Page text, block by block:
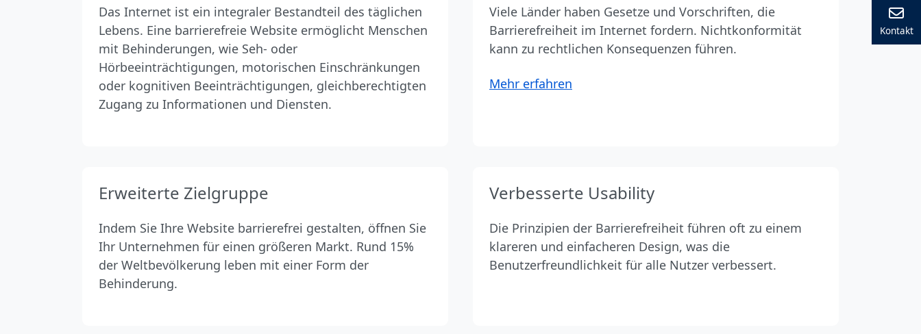
Das Internet ist ein integraler Bestandteil des täglichen
Lebens. Eine barrierefreie Website ermöglicht Menschen
mit Behinderungen, wie Seh- oder
Hörbeeinträchtigungen, motorischen Einschränkungen
oder kognitiven Beeinträchtigungen, gleichberechtigten
Zugang zu Informationen und Diensten.
Viele Länder haben Gesetze und Vorschriften, die
Barrierefreiheit im Internet fordern. Nichtkonformität
kann zu rechtlichen Konsequenzen führen.
Mehr erfahren
Erweiterte Zielgruppe
Indem Sie Ihre Website barrierefrei gestalten, öffnen Sie
Ihr Unternehmen für einen größeren Markt. Rund 15%
der Weltbevölkerung leben mit einer Form der
Behinderung.
Verbesserte Usability
Die Prinzipien der Barrierefreiheit führen oft zu einem
klareren und einfacheren Design, was die
Benutzerfreundlichkeit für alle Nutzer verbessert.
Kontakt